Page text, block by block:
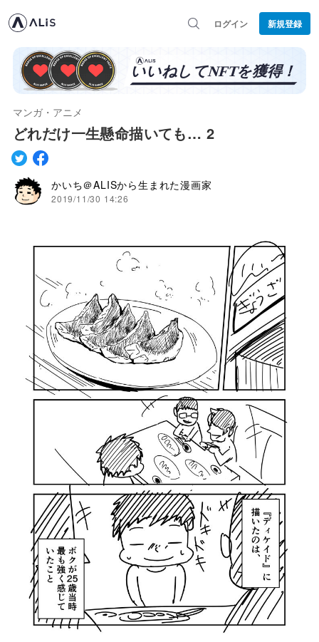
ログイン 新規登録
マンガ・アニメ
どれだけ一生懸命描いても… 2
かいち＠ALISから生まれた漫画家
2019/11/30 14:26